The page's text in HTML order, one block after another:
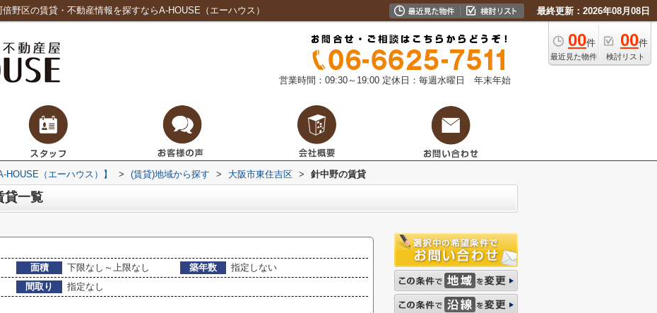
野区の賃貸・不動産情報を探すならA-HOUSE（エーハウス） 最終更新：2026年08月08日
00件
最近見た物件
00件
検討リスト
営業時間：09:30～19:00 定休日：毎週水曜日 年末年始
（エーハウス）】 > (賃貸)地域から探す > 大阪市東住吉区 > 針中野の賃貸
貸一覧
面積 下限なし～上限なし 築年数
指定しない
間取り
指定なし